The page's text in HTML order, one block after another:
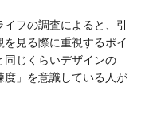
イフの調査によると、引
を見る際に重視するポイ
同じくらいデザインの
度」を意識している人が